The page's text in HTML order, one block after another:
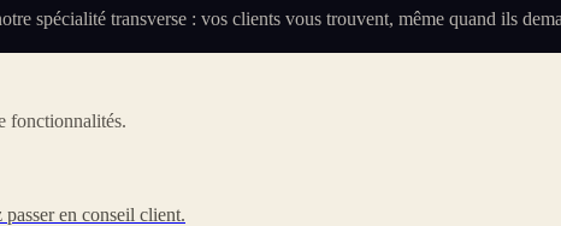
spécialité transverse : vos clients vous trouvent, même quand ils
fonctionnalités.
en conseil client.